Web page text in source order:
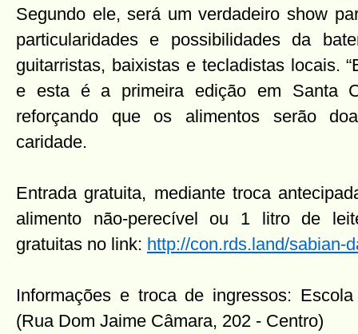
Segundo ele, será um verdadeiro show
particularidades e possibilidades da
guitarristas, baixistas e tecladistas locais.
e esta é a primeira edição em Santa
reforçando que os alimentos serão
caridade.
Entrada gratuita, mediante troca
alimento não-perecível ou 1 litro de
gratuitas no link: http://con.rds.land/sabian-
Informações e troca de ingressos:
(Rua Dom Jaime Câmara, 202 - Centro)